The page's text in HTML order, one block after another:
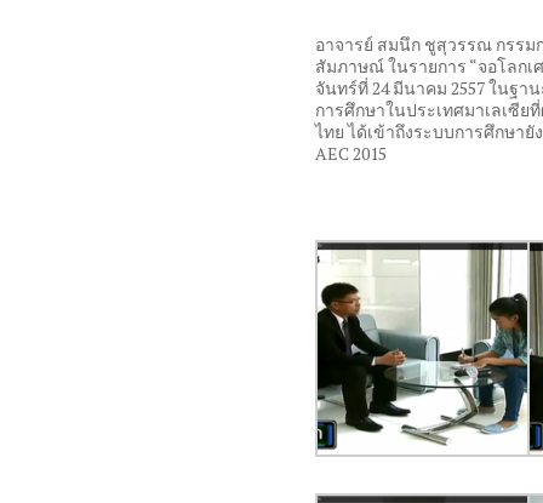
อาจารย์ สมนึก ชูสุวรรณ กรรม
สัมภาษณ์ ในรายการ “จอโลกเ
จันทร์ที่ 24 มีนาคม 2557 ในฐ
การศึกษาในประเทศมาเลเซี
ไทย ได้เข้าถึงระบบการศึกษายั
AEC 2015